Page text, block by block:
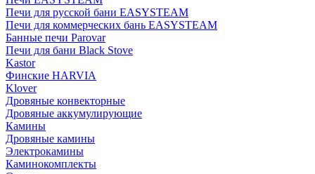
Печи для русской бани EASYSTEAM
Печи для коммерческих бань EASYSTEAM
Банные печи Parovar
Печи для бани Black Stove
Kastor
Финские HARVIA
Klover
Дровяные конвекторные
Дровяные аккумулирующие
Камины
Дровяные камины
Электрокамины
Каминокомплекты